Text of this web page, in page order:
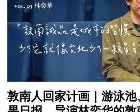
敦南人回家计画｜游泳